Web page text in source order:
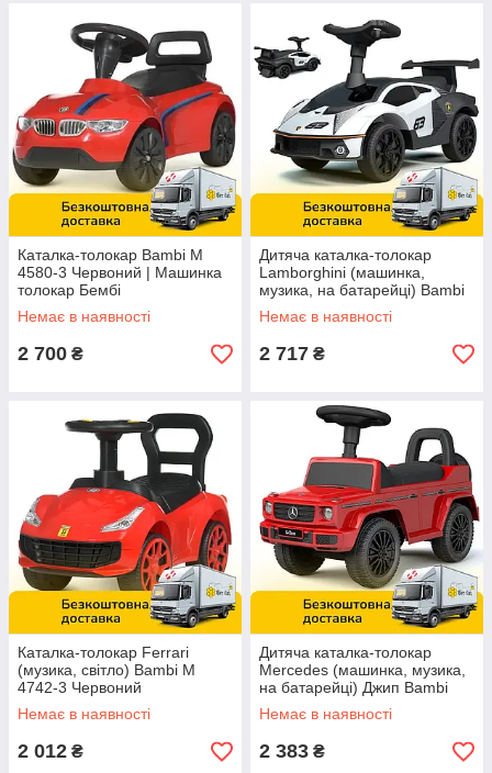
Каталка-толокар Bambi M
4580-3 Червоний | Машинка
толокар Бембі
Немає в наявності
2 700 ₴
Дитяча каталка-толокар
Lamborghini (машинка,
музика, на батарейці) Bambi
660-1 Білий
Немає в наявності
2 717 ₴
Каталка-толокар Ferrari
(музика, світло) Bambi M
4742-3 Червоний
Немає в наявності
2 012 ₴
Дитяча каталка-толокар
Mercedes (машинка, музика,
на батарейці) Джип Bambi
652-3 Червоний
Немає в наявності
2 383 ₴